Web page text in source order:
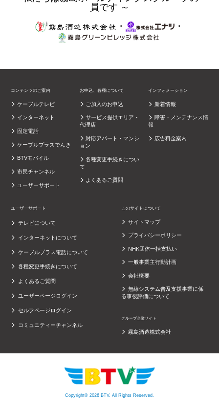
員です ～
・
・
コンテンツのご案内
ケーブルテレビ
インターネット
固定電話
ケーブルプラスでんき
BTVモバイル
市民チャンネル
ユーザーサポート
お申込、各種について
ご加入のお申込
サービス提供エリア・
代理店
対応アパート・マンシ
ョン
各種変更手続きについ
て
よくあるご質問
インフォメーション
新着情報
障害・メンテナンス情
報
広告料金案内
ユーザーサポート
テレビについて
インターネットについて
ケーブルプラス電話について
各種変更手続きについて
よくあるご質問
ユーザーページログイン
セルフページログイン
コミュニティーチャンネル
このサイトについて
サイトマップ
プライバシーポリシー
NHK団体一括支払い
一般事業主行動計画
会社概要
無線システム普及支援事業に係
る事後評価について
グループ企業サイト
霧島酒造株式会社
Copyright© 2026 BTV. All Rights Reserved.